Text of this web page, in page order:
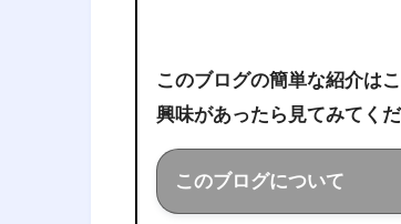
「時間帯によ
割
このブログの簡単な紹介は
興味があったら見てみてくだ
このブログについて